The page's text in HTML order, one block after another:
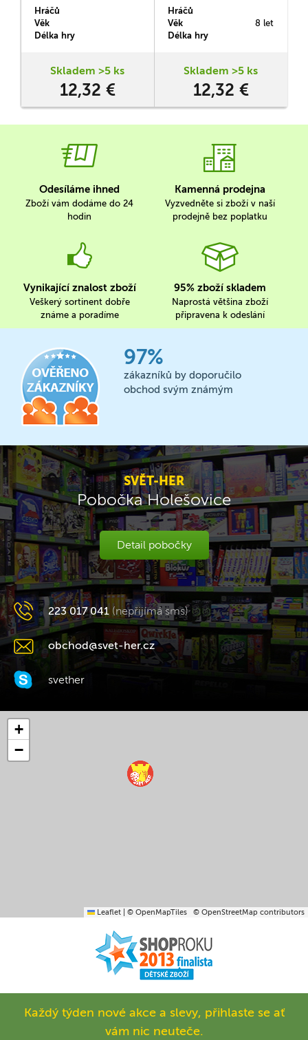
oddělit. Hlavolam
Hanayama Cast Hex je
navržený tak, aby se
oběma díly jak horizontálně,
luštění by tak byl hladkým
Hráčů
Věk
Délka hry
Skladem >5 ks
12,32 €
rozložení tří kovových částí
a jejich opětovném složení
do původní podoby.
Hráčů
Věk
8 let
Délka hry
Skladem >5 ks
12,32 €
Odesíláme ihned
Zboží vám dodáme do 24
hodin
Kamenná prodejna
Vyzvedněte si zboží v naší
prodejně bez poplatku
Vynikající znalost zboží
Veškerý sortinent dobře
známe a poradíme
95% zboží skladem
Naprostá většina zboží
připravena k odeslání
97%
zákazníků by doporučilo
obchod svým známým
SVĚT-HER
Pobočka Holešovice
Detail pobočky
223 017 041 (nepřijímá sms)
obchod@svet-her.cz
svether
+
−
Leaflet © OpenMapTiles © OpenStreetMap contributors
Každý týden nové akce a slevy, přihlaste se ať
vám nic neuteče.